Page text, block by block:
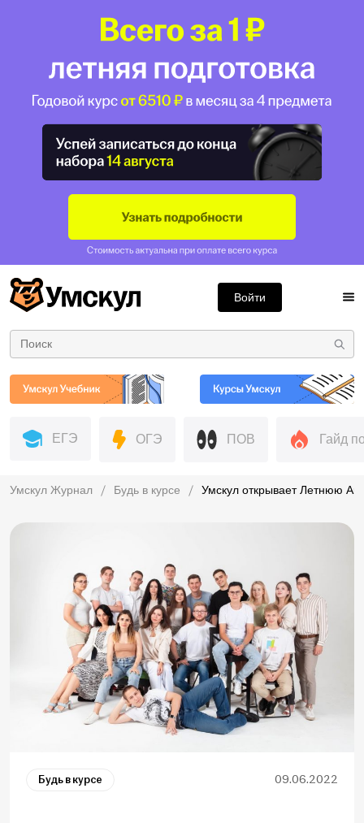
Войти
ЕГЭ ОГЭ ПОВ Гайд
Умскул Журнал Будь в курсе Умскул открывает Летнюю
Будь в курсе 09.06.2022